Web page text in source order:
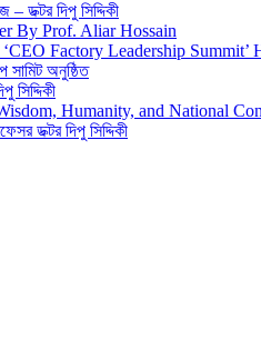
ডক্টর দিপু সিদ্দিকী
By Prof. Aliar Hossain
Factory Leadership Summit’
সামিট অনুষ্ঠিত
Humanity, and National
ডক্টর দিপু সিদ্দিকী